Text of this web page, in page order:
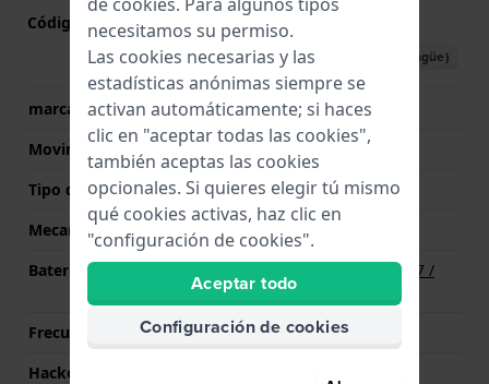
Código de Movimiento M684
Descargar manual (plurilingüe)
marca del movimiento
Timex
Movimiento suizo
Tipo de pantalla
analógico
Mecanismo
Cuarzo
Batería
Batería Renata R377 377 /
SR626SW / SG4
Frecuencia
32768
Hackeable
necesitamos su permiso.
Las cookies necesarias y las
estadísticas anónimas siempre se
activan automáticamente; si haces
clic en "aceptar todas las cookies",
también aceptas las cookies
opcionales. Si quieres elegir tú mismo
qué cookies activas, haz clic en
"configuración de cookies".
Aceptar todo
Configuración de cookies